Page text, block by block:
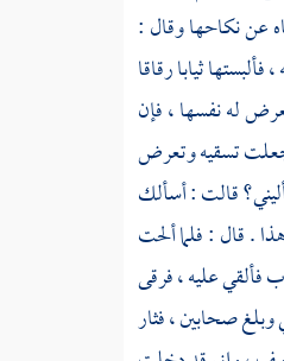
عن نكاحها وقال :
ثيابا رقاقا
له نفسها ، فإن
تسقيه وتعرض
قالت : أسألك
. قال : فلما ألحت
فألقي عليه ، فرقى
وبلغ صحابين ، فثار